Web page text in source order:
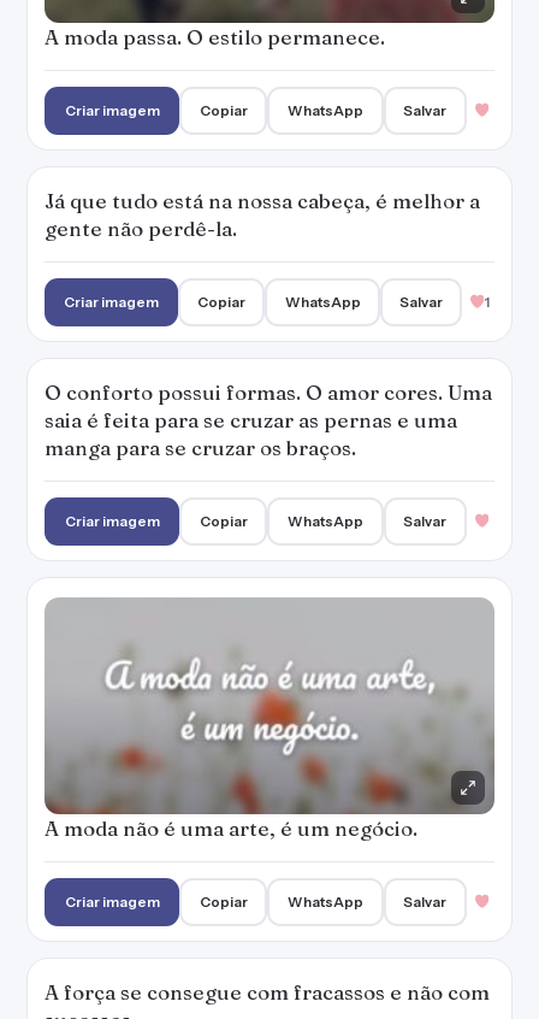
A moda passa. O estilo permanece.
Criar imagem Copiar WhatsApp Salvar
Já que tudo está na nossa cabeça, é melhor a
gente não perdê-la.
Criar imagem Copiar WhatsApp Salvar 1
O conforto possui formas. O amor cores. Uma
saia é feita para se cruzar as pernas e uma
manga para se cruzar os braços.
Criar imagem Copiar WhatsApp Salvar
A moda não é uma arte, é um negócio.
Criar imagem Copiar WhatsApp Salvar
A força se consegue com fracassos e não com